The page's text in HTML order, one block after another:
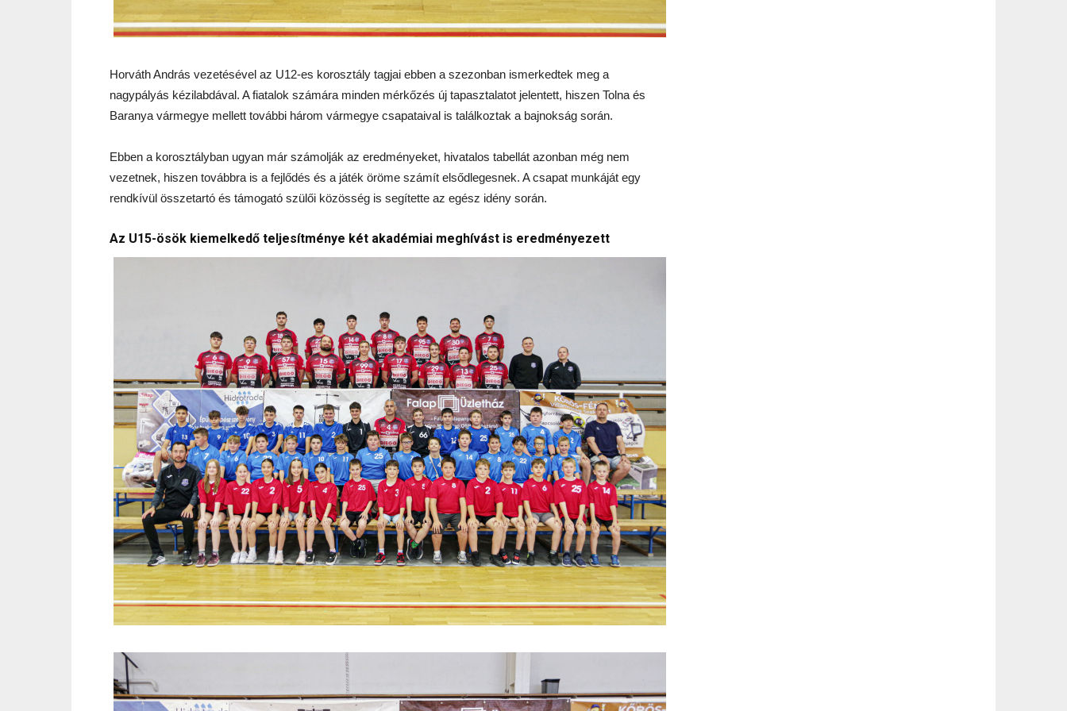
Horváth András vezetésével az U12-es korosztály tagjai ebben a szezonban ismerkedtek meg a
nagypályás kézilabdával. A fiatalok számára minden mérkőzés új tapasztalatot jelentett, hiszen Tolna és
Baranya vármegye mellett további három vármegye csapataival is találkoztak a bajnokság során.
Ebben a korosztályban ugyan már számolják az eredményeket, hivatalos tabellát azonban még nem
vezetnek, hiszen továbbra is a fejlődés és a játék öröme számít elsődlegesnek. A csapat munkáját egy
rendkívül összetartó és támogató szülői közösség is segítette az egész idény során.
Az U15-ösök kiemelkedő teljesítménye két akadémiai meghívást is eredményezett